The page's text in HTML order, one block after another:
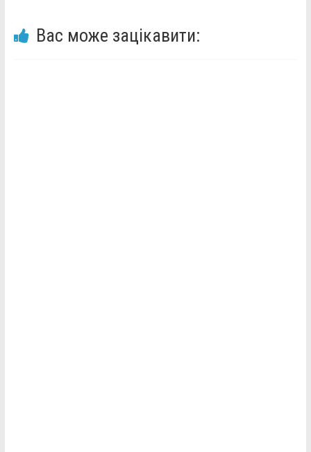
Вас може зацікавити: